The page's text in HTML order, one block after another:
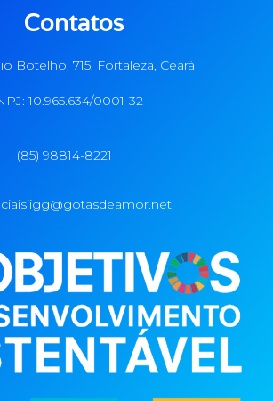
Contatos
Botelho, 715, Fortaleza, Ceará
10.965.634/0001-32
(85) 98814-8221